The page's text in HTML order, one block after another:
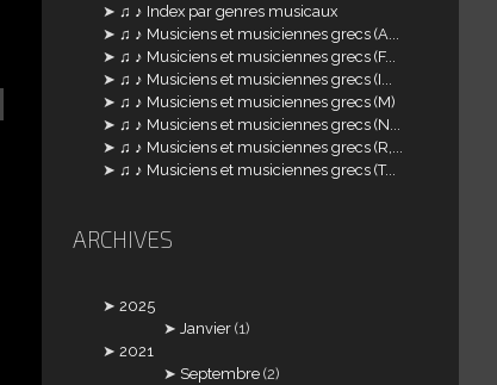
♫ ♪ Index par genres musicaux
♫ ♪ Musiciens et musiciennes grecs (A...
♫ ♪ Musiciens et musiciennes grecs (F...
♫ ♪ Musiciens et musiciennes grecs (I...
♫ ♪ Musiciens et musiciennes grecs (M)
♫ ♪ Musiciens et musiciennes grecs (N...
♫ ♪ Musiciens et musiciennes grecs (R,...
♫ ♪ Musiciens et musiciennes grecs (T...
ARCHIVES
2025
Janvier (1)
2021
Septembre (2)